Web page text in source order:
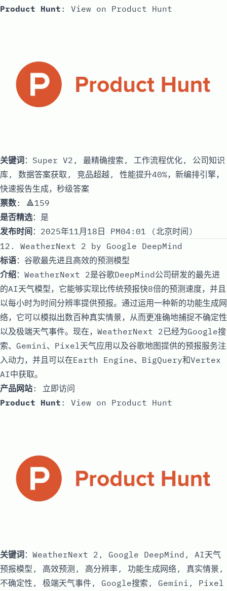
Product Hunt : View on Product Hunt
关键词 ：Super V2, 最精确搜索, 工作流程优化, 公司知识
库, 数据答案获取, 竞品超越, 性能提升40%，新编排引擎，
快速报告生成，秒级答案
票数: 🔺159
是否精选：是
发布时间 ：2025年11月18日 PM04:01 (北京时间)
12. WeatherNext 2 by Google DeepMind
标语：谷歌最先进且高效的预测模型
介绍：WeatherNext 2是谷歌DeepMind公司研发的最先进
的AI天气模型，它能够实现比传统预报快8倍的预测速度，并且
以每小时为时间分辨率提供预报。通过运用一种新的功能生成网
络，它可以模拟出数百种真实情景，从而更准确地捕捉不确定性
以及极端天气事件。现在，WeatherNext 2已经为Google搜
索、Gemini、Pixel天气应用以及谷歌地图提供的预报服务注
入动力，并且可以在Earth Engine、BigQuery和Vertex
AI中获取。
产品网站: 立即访问
Product Hunt : View on Product Hunt
关键词 ：WeatherNext 2, Google DeepMind, AI天气
预报模型, 高效预测, 高分辨率, 功能生成网络, 真实情景,
不确定性, 极端天气事件, Google搜索, Gemini, Pixel